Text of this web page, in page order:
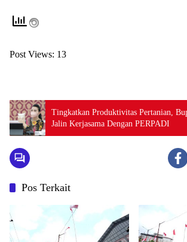
Post Views: 13
Tingkatkan Produktivitas Pertanian,
Jalin Kerjasama Dengan PERPADI
Pos Terkait